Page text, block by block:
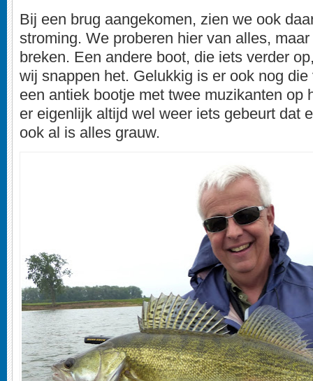
Bij een brug aangekomen, zien we ook
stroming. We proberen hier van alles,
breken. Een andere boot, die iets verder
wij snappen het. Gelukkig is er ook nog
een antiek bootje met twee muzikanten op
er eigenlijk altijd wel weer iets gebeurt dat
ook al is alles grauw.